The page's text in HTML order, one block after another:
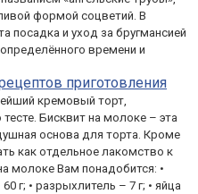
формой соцветий. В
посадка и уход за бругмансией
времени и
приготовления
кремовый торт,
Бисквит на молоке – эта
основа для торта. Кроме
как отдельное лакомство к
молоке Вам понадобится: •
г; • разрыхлитель – 7 г; • яйца